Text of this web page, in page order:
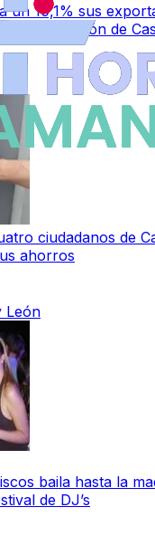
un 10,1% sus
posición de
ciudadanos de
ahorros
León
baila hasta la
de DJ’s